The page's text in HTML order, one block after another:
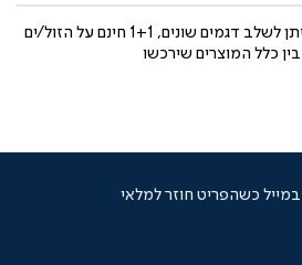
11/09/2026, ניתן לשלב דגמים שונים, 1+1 חינם על הזול/ים
כלל המוצרים שירכשו
במייל כשהפריט חוזר למלאי